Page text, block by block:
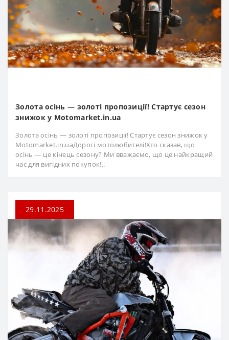
Золота осінь — золоті пропозиції! Стартує сезон
знижок у Motomarket.in.ua
Золота осінь — золоті пропозиції! Стартує сезон знижок у
Motomarket.in.uaДорогі мотолюбителі!Хто сказав, що
осінь — це кінець сезону? Ми вважаємо, що це найкращий
час для вигідних покупок!..
29.11.2025